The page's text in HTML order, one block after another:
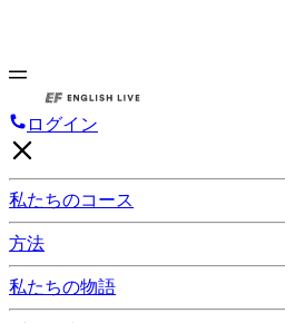
ログイン
私たちのコース
方法
私たちの物語